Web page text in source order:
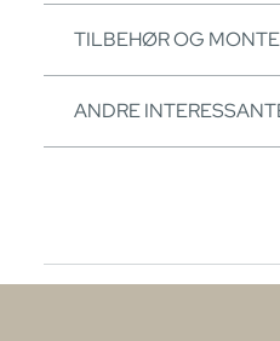
TILBEHØR OG
ANDRE